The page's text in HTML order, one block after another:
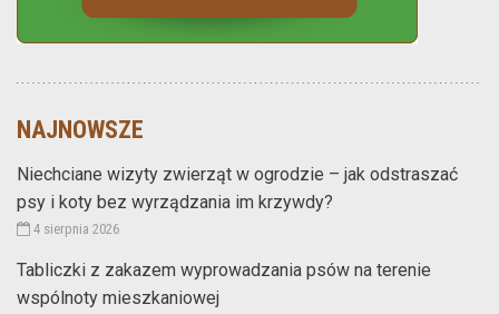
NAJNOWSZE
Niechciane wizyty zwierząt w ogrodzie – jak odstraszać
psy i koty bez wyrządzania im krzywdy?
4 sierpnia 2026
Tabliczki z zakazem wyprowadzania psów na terenie
wspólnoty mieszkaniowej